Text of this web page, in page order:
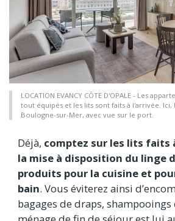
LOCATION EVANCY CÔTE D'OPALE - Les
tout équipés et les lits sont faits à l'arrivée. Ici,
Boulogne-sur-Mer, avec vue sur le port.
Déjà, comptez sur les lits faits
la mise à disposition du linge
produits pour la cuisine et
bain. Vous éviterez ainsi
bagages de draps, shampooings